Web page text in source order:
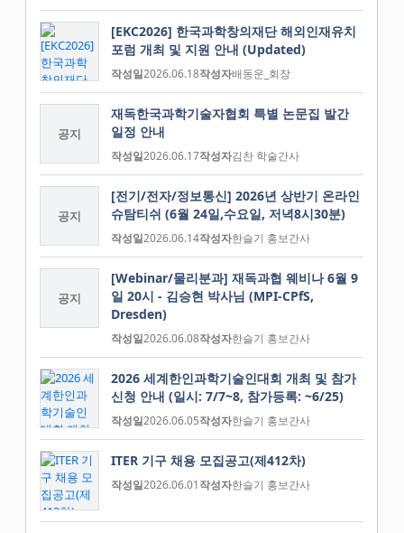
[EKC2026] 한국과학창의재단 해외인재유치
포럼 개최 및 지원 안내 (Updated)
작성일2026.06.18작성자배동운_회장
공지
재독한국과학기술자협회 특별 논문집 발간
일정 안내
작성일2026.06.17작성자김찬 학술간사
공지
[전기/전자/정보통신] 2026년 상반기 온라인
슈탐티쉬 (6월 24일,수요일, 저녁8시30분)
작성일2026.06.14작성자한슬기 홍보간사
공지
[Webinar/물리분과] 재독과협 웨비나 6월 9
일 20시 - 김승현 박사님 (MPI-CPfS,
Dresden)
작성일2026.06.08작성자한슬기 홍보간사
2026 세계한인과학기술인대회 개최 및 참가
신청 안내 (일시: 7/7~8, 참가등록: ~6/25)
작성일2026.06.05작성자한슬기 홍보간사
ITER 기구 채용 모집공고(제412차)
작성일2026.06.01작성자한슬기 홍보간사